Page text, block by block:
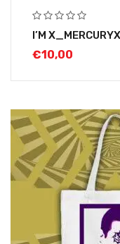
I’M
€10,00